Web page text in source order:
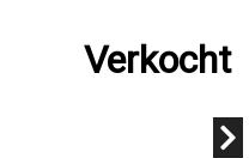
Verkocht